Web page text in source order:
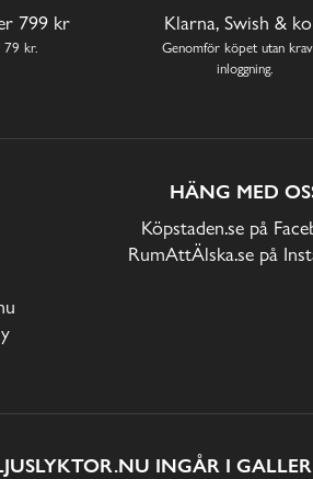
799 kr
79 kr.
Klarna, Swish &
Genomför köpet utan
inloggning.
HÄNG MED
Köpstaden.se på
RumAttÄlska.se på
INGÅR I